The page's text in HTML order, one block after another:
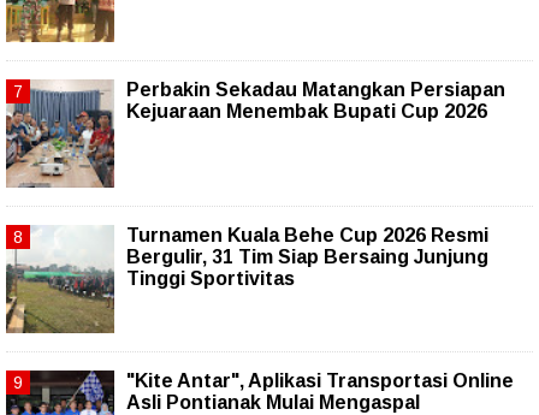
Perbakin Sekadau Matangkan Persiapan
Kejuaraan Menembak Bupati Cup 2026
Turnamen Kuala Behe Cup 2026 Resmi
Bergulir, 31 Tim Siap Bersaing Junjung
Tinggi Sportivitas
"Kite Antar", Aplikasi Transportasi Online
Asli Pontianak Mulai Mengaspal